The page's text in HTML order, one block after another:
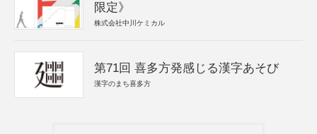
限定》
株式会社中川ケミカル
第71回 喜多方発感じる漢字あそび
漢字のまち喜多方